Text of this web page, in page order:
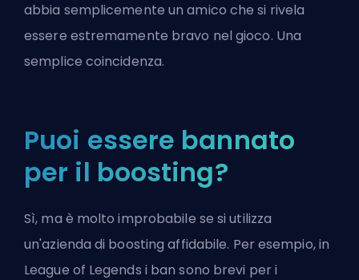
abbia semplicemente un amico che si rivela
essere estremamente bravo nel gioco. Una
semplice coincidenza.
Puoi essere bannato
per il boosting?
Sì, ma è molto improbabile se si utilizza
un'azienda di boosting affidabile. Per esempio, in
League of Legends i ban sono brevi per i